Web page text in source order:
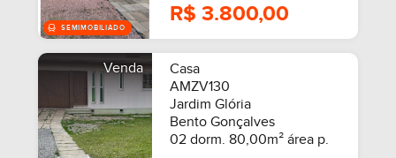
R$ 3.800,00
Venda
Casa
AMZV130
Jardim Glória
Bento Gonçalves
02 dorm. 80,00m² área p.